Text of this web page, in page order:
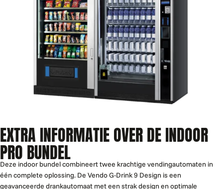
EXTRA INFORMATIE OVER DE INDOOR
PRO BUNDEL
Deze indoor bundel combineert twee krachtige vendingautomaten in
één complete oplossing. De Vendo G-Drink 9 Design is een
geavanceerde drankautomaat met een strak design en optimale